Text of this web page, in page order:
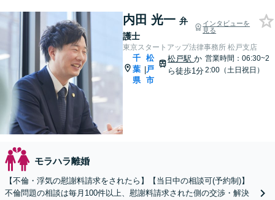
内田 光一 弁
護士
インタビューを
見る
東京スタートアップ法律事務所 松戸支店
千
葉
県
|
松
戸
市
松戸駅か
ら徒歩1分
営業時間：06:30~2
2:00（土日祝日）
モラハラ離婚
【不倫・浮気の慰謝料請求をされたら】【当日中の相談可(予約制)】
不倫問題の相談は毎月100件以上、慰謝料請求された側の交渉・解決